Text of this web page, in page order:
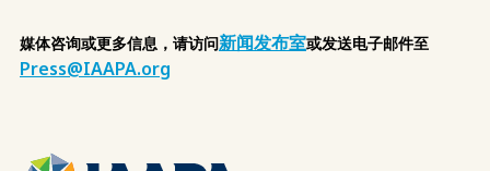
媒体咨询或更多信息，请访问新闻发布室或发送电子邮件至
Press@IAAPA.org